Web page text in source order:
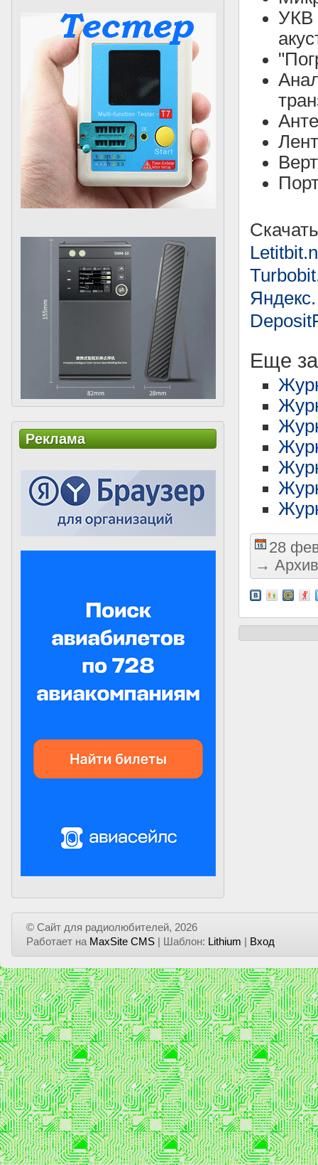
УКВ
Еще
28
→
Реклама
© Сайт для радиолюбителей, 2026
Работает на MaxSite CMS | Шаблон: Lithium Вход